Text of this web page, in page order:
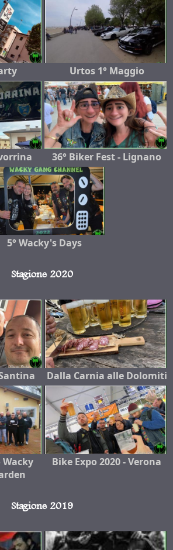
Urtos 1° Maggio
36° Biker Fest - Lignano
5° Wacky's Days
Stagione 2020
Dalla Carnia alle Dolomiti
Wacky
Bike Expo 2020 - Verona
Stagione 2019